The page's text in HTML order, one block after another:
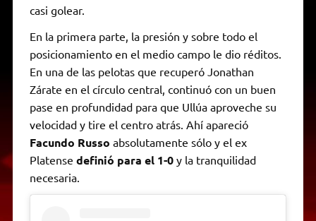
casi golear.
En la primera parte, la presión y sobre todo el
posicionamiento en el medio campo le dio réditos.
En una de las pelotas que recuperó Jonathan
Zárate en el círculo central, continuó con un buen
pase en profundidad para que Ullúa aproveche su
velocidad y tire el centro atrás. Ahí apareció
Facundo Russo absolutamente sólo y el ex
Platense definió para el 1-0 y la tranquilidad
necesaria.